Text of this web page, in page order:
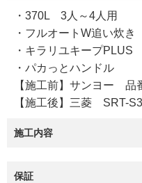
・370L 3人～4人用
・フルオートW追い炊き
・キラリユキープPLUS
・パカっとハンドル
【施工前】サンヨー 品
【施工後】三菱 SRT-
施工内容
保証